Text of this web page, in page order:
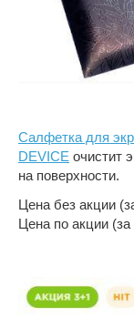
Салфетка для
DEVICE очистит
на поверхности.
Цена без акции
Цена по акции